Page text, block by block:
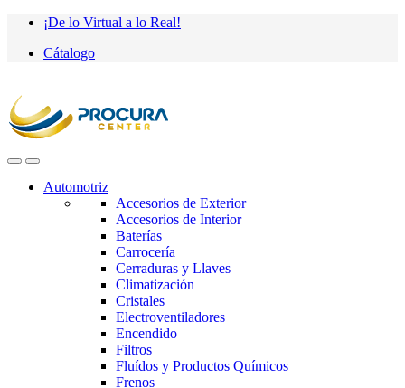
Saltar
navegación
saltar
contenido
¡De lo Virtual a lo Real!
Cátalogo
Automotriz
Accesorios de Exterior
Accesorios de Interior
Baterías
Carrocería
Cerraduras y Llaves
Climatización
Cristales
Electroventiladores
Encendido
Filtros
Fluídos y Productos Químicos
Frenos